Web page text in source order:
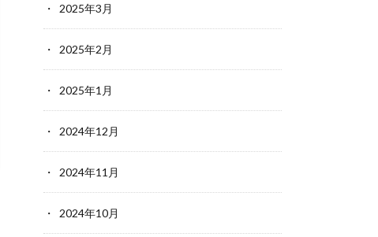
2025年3月
2025年2月
2025年1月
2024年12月
2024年11月
2024年10月